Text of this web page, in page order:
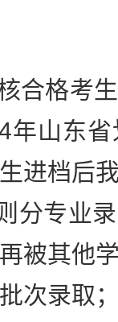
格考生
年山东
进档后
分专业
被其他
次录取